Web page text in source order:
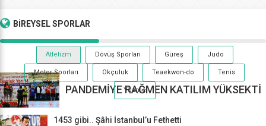
BİREYSELSPORLAR
Atletizm Dövüş Sporları Güreş Judo
Motor Sporları Okçuluk Teaekwon-do Tenis
Yüzme
PANDEMİYE RAĞMEN KATILIM YÜKSEKTİ
1453 gibi.. Şâhi İstanbul’u Fethetti